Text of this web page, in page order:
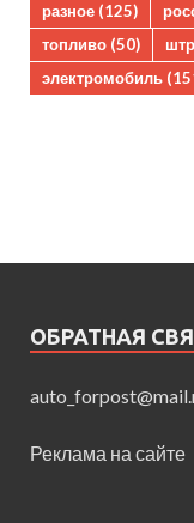
разное (125)
топливо (50)
электромобиль
ОБРАТНАЯ
Реклама на сайте